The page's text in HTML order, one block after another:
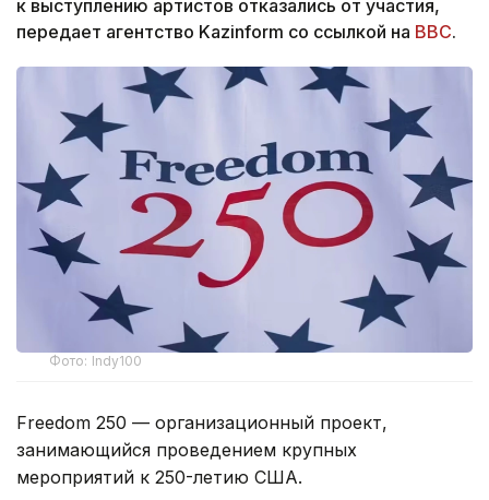
к выступлению артистов отказались от участия,
передает агентство Kazinform со ссылкой на ВВС.
Фото: Indy100
Freedom 250 — организационный проект,
занимающийся проведением крупных
мероприятий к 250-летию США.